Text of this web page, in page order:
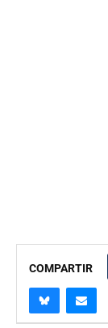
COMPARTIR